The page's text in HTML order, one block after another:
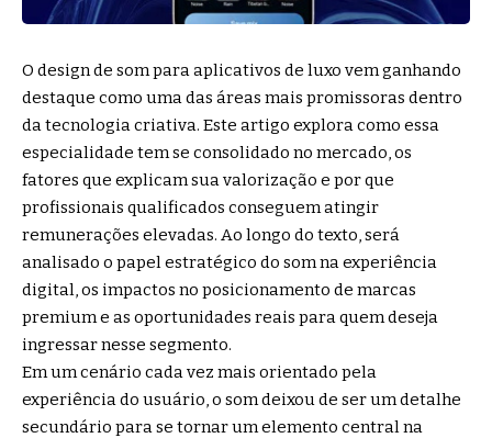
O design de som para aplicativos de luxo vem ganhando
destaque como uma das áreas mais promissoras dentro
da tecnologia criativa. Este artigo explora como essa
especialidade tem se consolidado no mercado, os
fatores que explicam sua valorização e por que
profissionais qualificados conseguem atingir
remunerações elevadas. Ao longo do texto, será
analisado o papel estratégico do som na experiência
digital, os impactos no posicionamento de marcas
premium e as oportunidades reais para quem deseja
ingressar nesse segmento.
Em um cenário cada vez mais orientado pela
experiência do usuário, o som deixou de ser um detalhe
secundário para se tornar um elemento central na